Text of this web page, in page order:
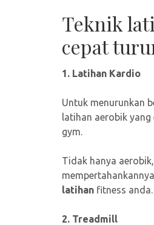
Teknik
cepat
1. Latihan Kardio
Untuk menurunkan
latihan aerobik
gym.
Tidak hanya
latihan fitness anda.
2. Treadmill